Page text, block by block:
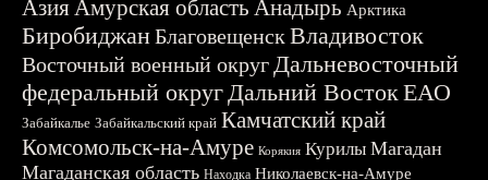
АзияАмурская область Анадырь Арктика
БиробиджанБлаговещенскВладивосток
Восточный военный округДальневосточный
федеральный округДальний ВостокЕАО
Забайкалье Забайкальский край Камчатский край
Комсомольск-на-Амуре Корякия Курилы Магадан
Магаданская область Находка Николаевск-на-Амуре